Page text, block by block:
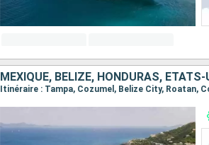
MEXIQUE, BELIZE, HONDURAS, ÉTATS-
Itinéraire : Tampa, Cozumel, Belize City, Roatan,